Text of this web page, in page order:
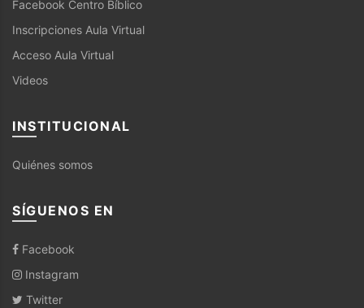
Facebook Centro Bíblico
Inscripciones Aula Virtual
Acceso Aula Virtual
Videos
INSTITUCIONAL
Quiénes somos
SÍGUENOS EN
Facebook
Instagram
Twitter